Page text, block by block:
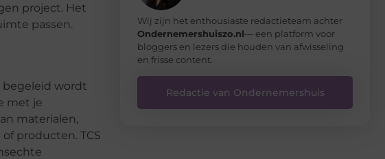
project. Het
passen.
begeleid wordt
met je
materialen,
producten. TCS
Wij zijn het enthousiaste redactieteam achter
Ondernemershuiszo.nl— een platform voor
bloggers en lezers die houden van afwisseling
en frisse content.
Redactie van Ondernemershuis